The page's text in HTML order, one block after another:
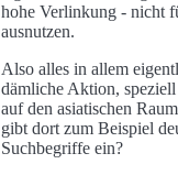
hohe Verlinkung - nicht
ausnutzen.
Also alles in allem
dämliche Aktion,
auf den asiatischen
gibt dort zum Beispiel
Suchbegriffe ein?